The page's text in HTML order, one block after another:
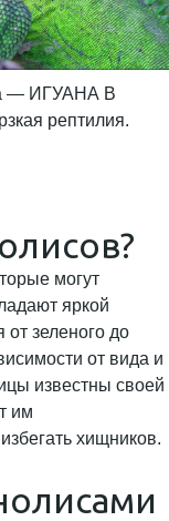
— ИГУАНА В
рептилия.
могут
яркой
от зеленого до
от вида и
известны своей
им
хищников.